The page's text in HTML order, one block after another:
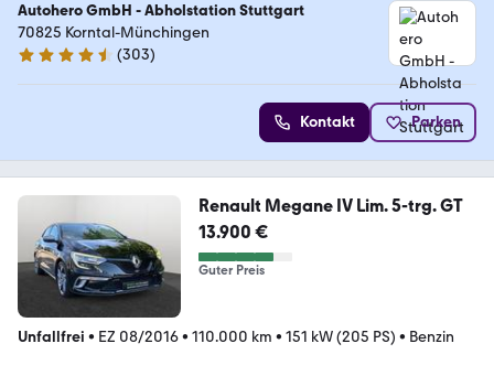
Autohero GmbH - Abholstation Stuttgart
70825 Korntal-Münchingen
4.4 Sterne
(303)
Kontakt Parken
Renault Megane IV Lim. 5-trg. GT
13.900 €
Guter Preis
Unfallfrei • EZ 08/2016• 110.000 km • 151 kW (205 PS) • Benzin